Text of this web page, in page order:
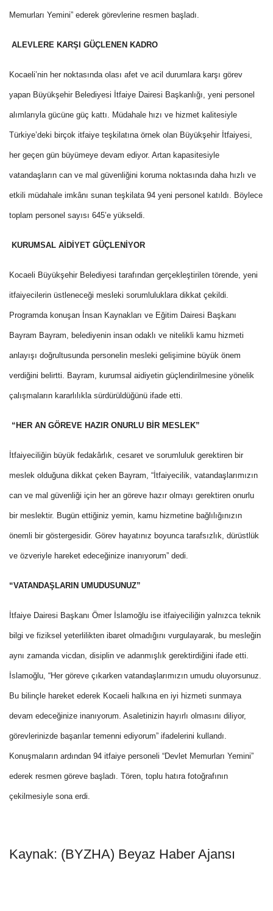
Memurları Yemini” ederek görevlerine resmen başladı.
ALEVLERE KARŞI GÜÇLENEN KADRO
Kocaeli’nin her noktasında olası afet ve acil durumlara karşı görev
yapan Büyükşehir Belediyesi İtfaiye Dairesi Başkanlığı, yeni personel
alımlarıyla gücüne güç kattı. Müdahale hızı ve hizmet kalitesiyle
Türkiye’deki birçok itfaiye teşkilatına örnek olan Büyükşehir İtfaiyesi,
her geçen gün büyümeye devam ediyor. Artan kapasitesiyle
vatandaşların can ve mal güvenliğini koruma noktasında daha hızlı ve
etkili müdahale imkânı sunan teşkilata 94 yeni personel katıldı. Böylece
toplam personel sayısı 645’e yükseldi.
KURUMSAL AİDİYET GÜÇLENİYOR
Kocaeli Büyükşehir Belediyesi tarafından gerçekleştirilen törende, yeni
itfaiyecilerin üstleneceği mesleki sorumluluklara dikkat çekildi.
Programda konuşan İnsan Kaynakları ve Eğitim Dairesi Başkanı
Bayram Bayram, belediyenin insan odaklı ve nitelikli kamu hizmeti
anlayışı doğrultusunda personelin mesleki gelişimine büyük önem
verdiğini belirtti. Bayram, kurumsal aidiyetin güçlendirilmesine yönelik
çalışmaların kararlılıkla sürdürüldüğünü ifade etti.
“HER AN GÖREVE HAZIR ONURLU BİR MESLEK”
İtfaiyeciliğin büyük fedakârlık, cesaret ve sorumluluk gerektiren bir
meslek olduğuna dikkat çeken Bayram, “İtfaiyecilik, vatandaşlarımızın
can ve mal güvenliği için her an göreve hazır olmayı gerektiren onurlu
bir meslektir. Bugün ettiğiniz yemin, kamu hizmetine bağlılığınızın
önemli bir göstergesidir. Görev hayatınız boyunca tarafsızlık, dürüstlük
ve özveriyle hareket edeceğinize inanıyorum” dedi.
“VATANDAŞLARIN UMUDUSUNUZ”
İtfaiye Dairesi Başkanı Ömer İslamoğlu ise itfaiyeciliğin yalnızca teknik
bilgi ve fiziksel yeterlilikten ibaret olmadığını vurgulayarak, bu mesleğin
aynı zamanda vicdan, disiplin ve adanmışlık gerektirdiğini ifade etti.
İslamoğlu, “Her göreve çıkarken vatandaşlarımızın umudu oluyorsunuz.
Bu bilinçle hareket ederek Kocaeli halkına en iyi hizmeti sunmaya
devam edeceğinize inanıyorum. Asaletinizin hayırlı olmasını diliyor,
görevlerinizde başarılar temenni ediyorum” ifadelerini kullandı.
Konuşmaların ardından 94 itfaiye personeli “Devlet Memurları Yemini”
ederek resmen göreve başladı. Tören, toplu hatıra fotoğrafının
çekilmesiyle sona erdi.
Kaynak: (BYZHA) Beyaz Haber Ajansı